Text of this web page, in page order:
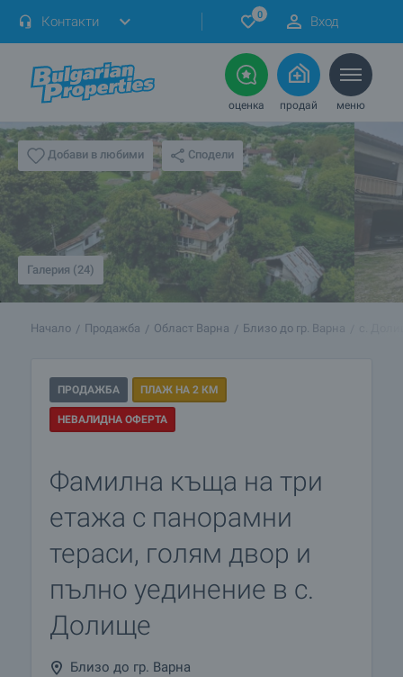
Контакти 0 Вход
оценка продай меню
Добави в любими Сподели
Галерия (24)
Начало Продажба Област Варна Близо до гр. Варна
ПРОДАЖБА ПЛАЖ НА 2 КМ
НЕВАЛИДНА ОФЕРТА
Фамилна къща на три
етажа с панорамни
тераси, голям двор и
пълно уединение в с.
Долище
Близо до гр. Варна